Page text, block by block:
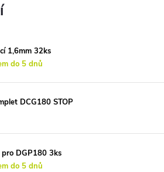
1,6mm 32ks
do 5 dnů
DCG180 STOP
pro DGP180 3ks
do 5 dnů